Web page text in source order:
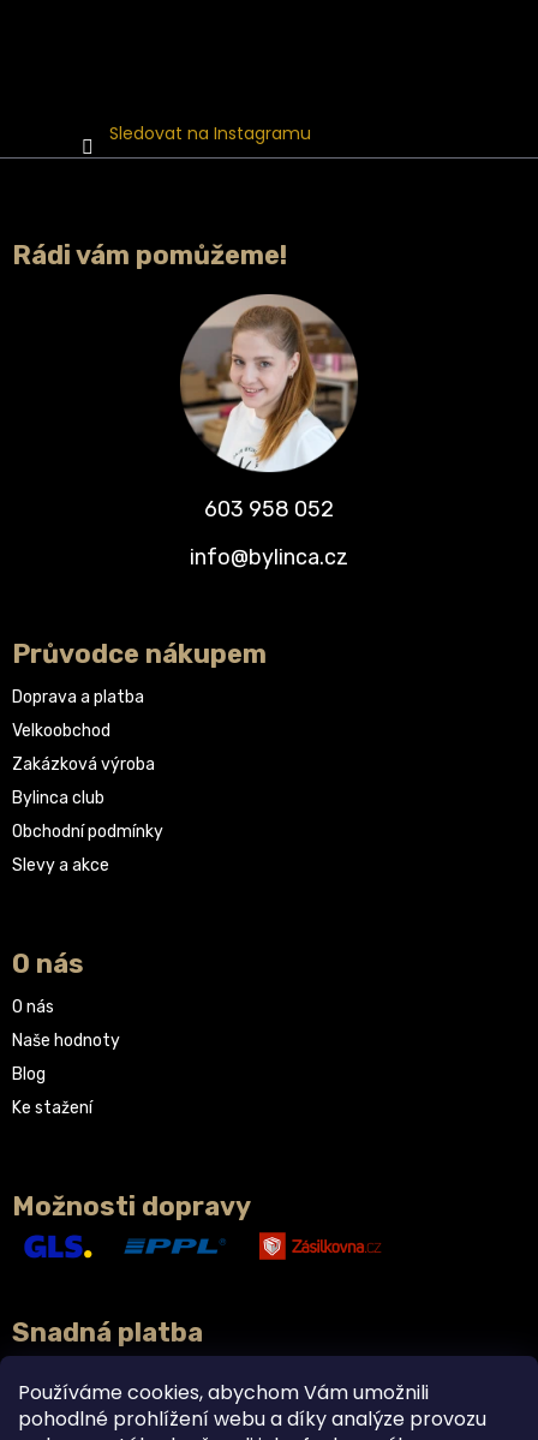
Používáme cookies, abychom Vám umožnili
pohodlné prohlížení webu a díky analýze provozu
Sledovat na Instagramu
Rádi vám pomůžeme!
603 958 052
info@bylinca.cz
Průvodce nákupem
Doprava a platba
Velkoobchod
Zakázková výroba
Bylinca club
Obchodní podmínky
Slevy a akce
O nás
O nás
Naše hodnoty
Blog
Ke stažení
Možnosti dopravy
Snadná platba